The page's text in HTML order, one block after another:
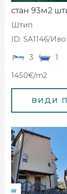
стан 93м2
Штип
ID: SА1146/
3 1
1450€/m2